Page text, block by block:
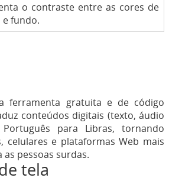
o contraste entre as cores de
fundo.
ferramenta gratuita e de código
conteúdos digitais (texto, áudio
para Libras, tornando
celulares e plataformas Web mais
as pessoas surdas.
tela